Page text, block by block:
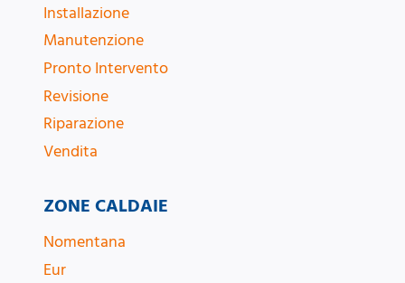
Installazione
Manutenzione
Pronto Intervento
Revisione
Riparazione
Vendita
ZONE CALDAIE
Nomentana
Eur